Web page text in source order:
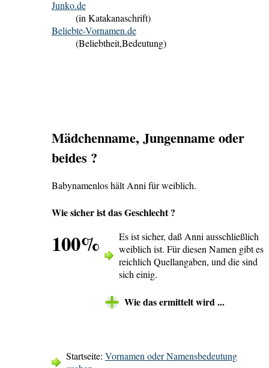
Junko.de
(in Katakanaschrift)
Beliebte-Vornamen.de
(Beliebtheit,Bedeutung)
Mädchenname, Jungenname oder
beides ?
Babynamenlos hält Anni für weiblich.
Wie sicher ist das Geschlecht ?
100%
Es ist sicher, daß Anni ausschließlich
weiblich ist. Für diesen Namen gibt es
reichlich Quellangaben, und die sind
sich einig.
Wie das ermittelt wird ...
Startseite: Vornamen oder Namensbedeutung